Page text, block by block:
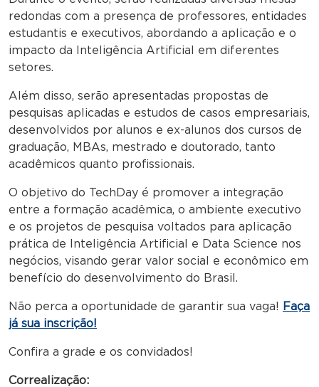
redondas com a presença de professores, entidades
estudantis e executivos, abordando a aplicação e o
impacto da Inteligência Artificial em diferentes
setores.
Além disso, serão apresentadas propostas de
pesquisas aplicadas e estudos de casos empresariais,
desenvolvidos por alunos e ex-alunos dos cursos de
graduação, MBAs, mestrado e doutorado, tanto
acadêmicos quanto profissionais.
O objetivo do TechDay é promover a integração
entre a formação acadêmica, o ambiente executivo
e os projetos de pesquisa voltados para aplicação
prática de Inteligência Artificial e Data Science nos
negócios, visando gerar valor social e econômico em
benefício do desenvolvimento do Brasil.
Não perca a oportunidade de garantir sua vaga!
Faça
já sua inscrição!
Confira a grade e os convidados!
Correalização: